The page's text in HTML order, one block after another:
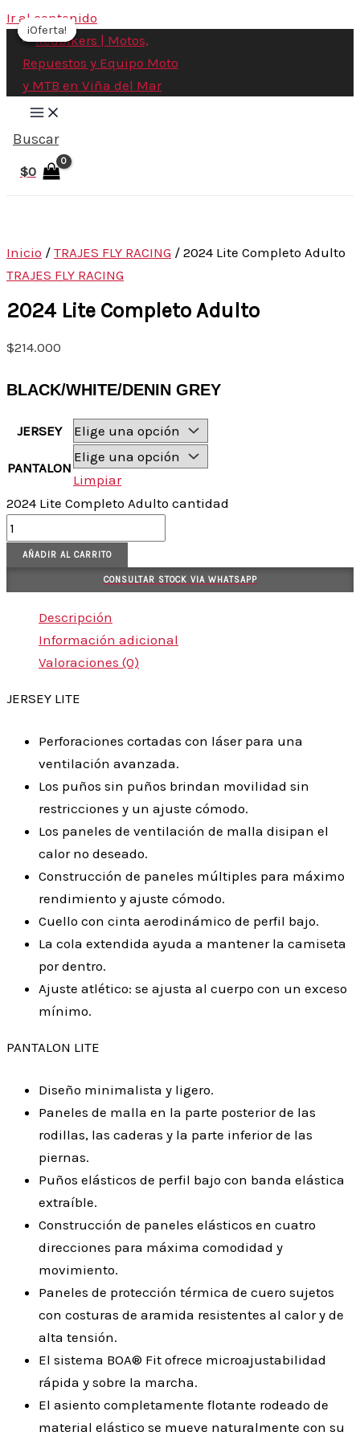
Ir al contenido
Buscar
$0
Inicio / TRAJES FLY RACING / 2024 Lite Completo Adulto
TRAJES FLY RACING
2024 Lite Completo Adulto
$214.000
BLACK/WHITE/DENIN GREY
JERSEY
PANTALON
Limpiar
2024 Lite Completo Adulto cantidad
AÑADIR AL CARRITO
CONSULTAR STOCK VIA WHATSAPP
Descripción
Información adicional
Valoraciones (0)
JERSEY LITE
Perforaciones cortadas con láser para una
ventilación avanzada.
Los puños sin puños brindan movilidad sin
restricciones y un ajuste cómodo.
Los paneles de ventilación de malla disipan el
calor no deseado.
Construcción de paneles múltiples para máximo
rendimiento y ajuste cómodo.
Cuello con cinta aerodinámico de perfil bajo.
La cola extendida ayuda a mantener la camiseta
por dentro.
Ajuste atlético: se ajusta al cuerpo con un exceso
mínimo.
PANTALON LITE
Diseño minimalista y ligero.
Paneles de malla en la parte posterior de las
rodillas, las caderas y la parte inferior de las
piernas.
Puños elásticos de perfil bajo con banda elástica
extraíble.
Construcción de paneles elásticos en cuatro
direcciones para máxima comodidad y
movimiento.
Paneles de protección térmica de cuero sujetos
con costuras de aramida resistentes al calor y de
alta tensión.
El sistema BOA® Fit ofrece microajustabilidad
rápida y sobre la marcha.
El asiento completamente flotante rodeado de
material elástico se mueve naturalmente con su
¡Oferta!
¡Oferta!
¡Oferta!
¡Oferta!